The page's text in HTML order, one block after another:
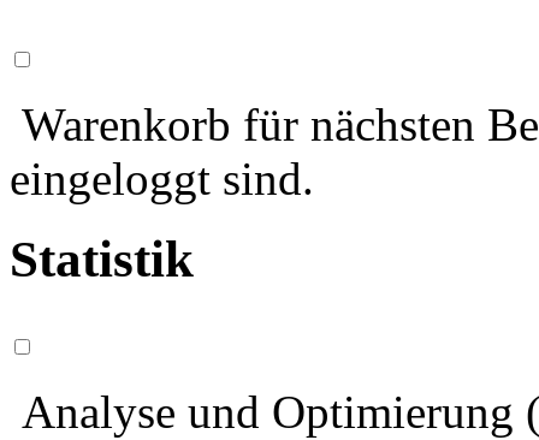
Warenkorb für nächsten
eingeloggt sind.
Statistik
Analyse und Optimierung